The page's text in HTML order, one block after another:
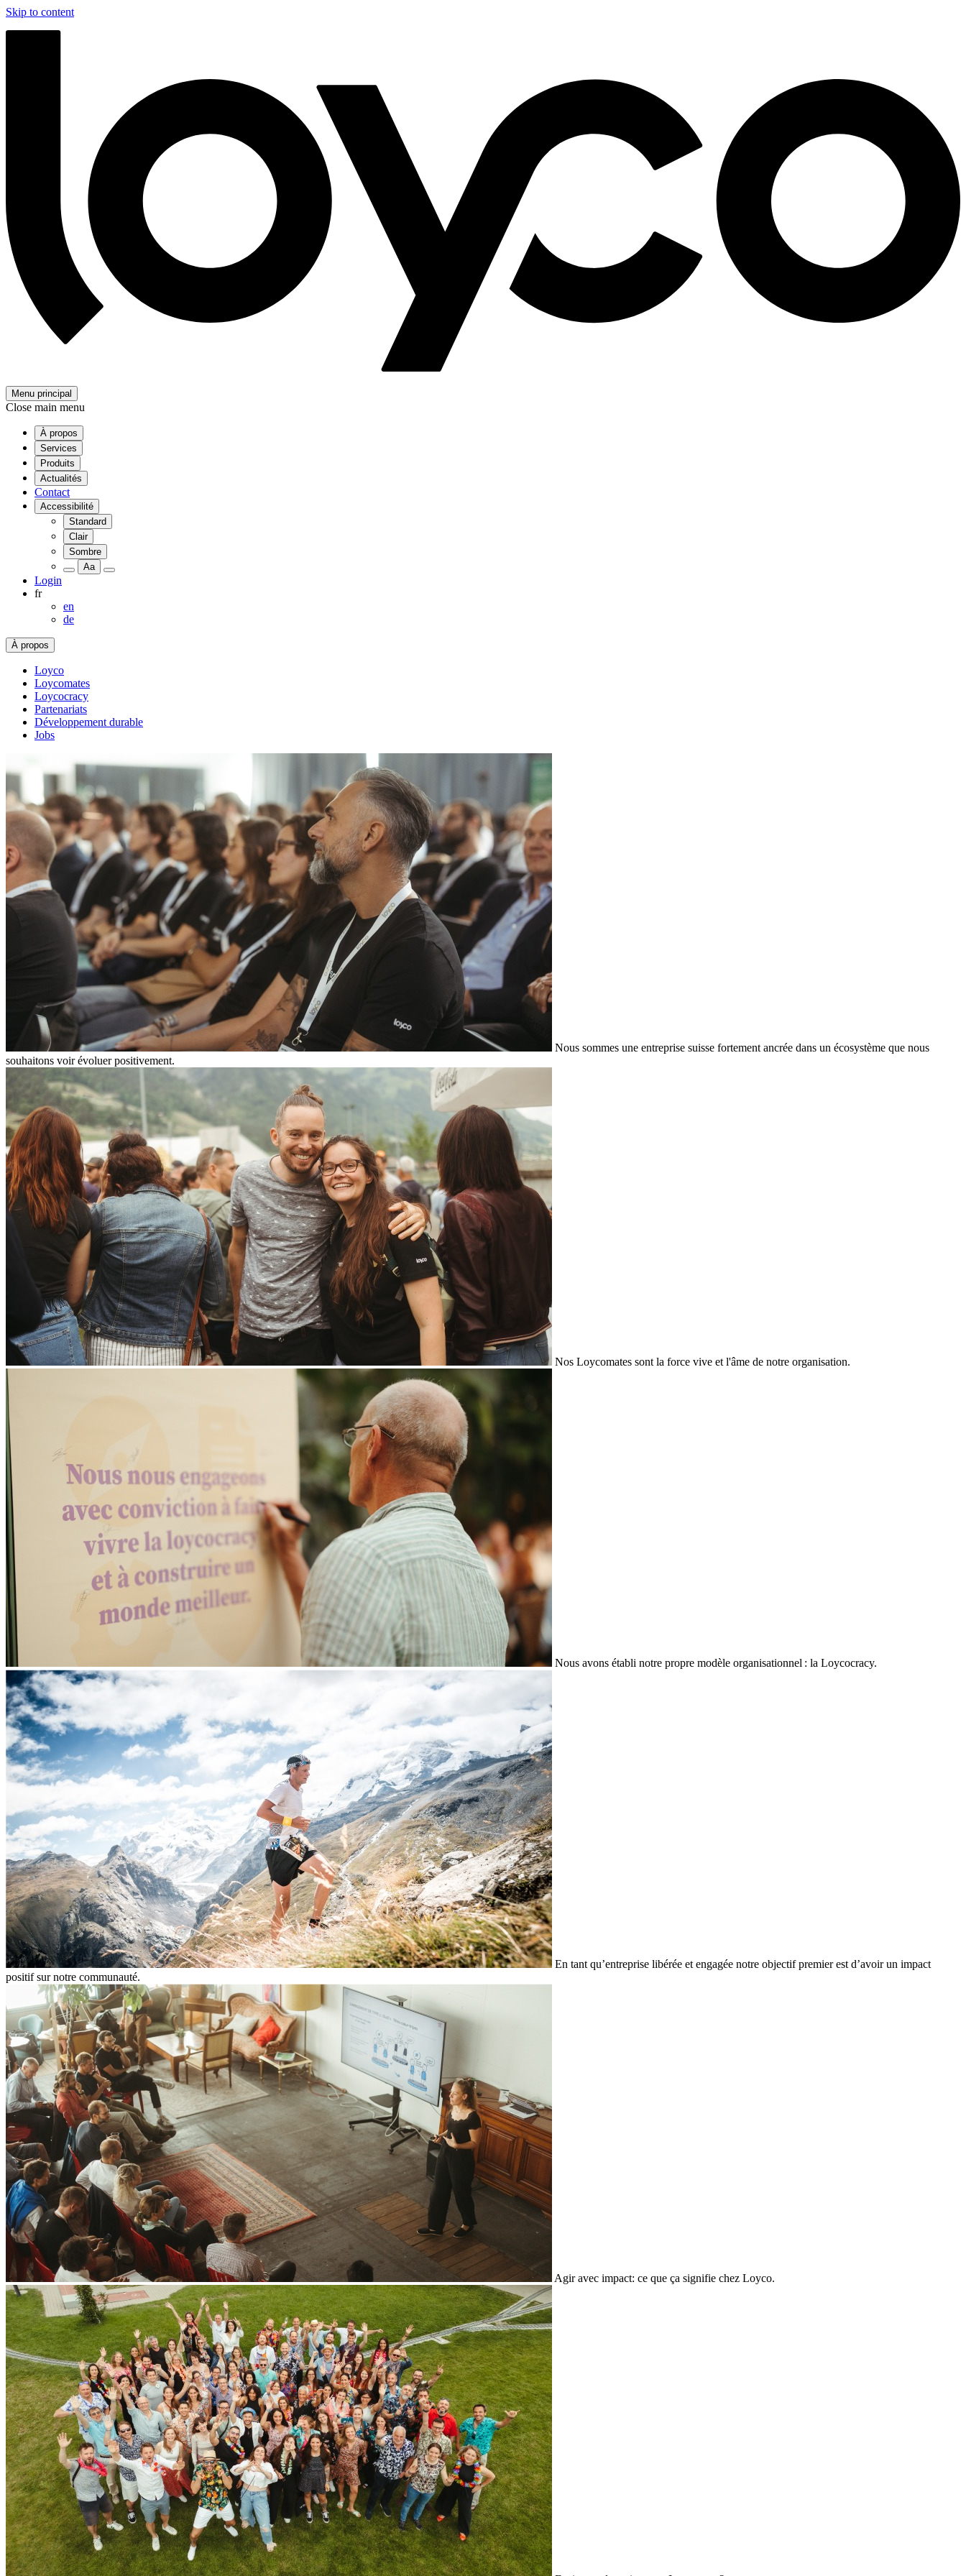
Skip to content
Menu principal
Close main menu
À propos
Services
Produits
Actualités
Contact
Accessibilité
Standard
Clair
Sombre
Aa
Login
fr
en
de
À propos
Loyco
Loycomates
Loycocracy
Partenariats
Développement durable
Jobs
Nous sommes une entreprise suisse fortement ancrée dans un écosystème que nous
souhaitons voir évoluer positivement.
Nos Loycomates sont la force vive et l'âme de notre organisation.
Nous avons établi notre propre modèle organisationnel : la Loycocracy.
En tant qu’entreprise libérée et engagée notre objectif premier est d’avoir un impact
positif sur notre communauté.
Agir avec impact: ce que ça signifie chez Loyco.